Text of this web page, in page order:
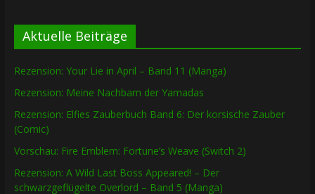
Aktuelle Beiträge
Rezension: Your Lie in April – Band 11 (Manga)
Rezension: Meine Nachbarn der Yamadas
Rezension: Elfies Zauberbuch Band 6: Der korsische Zauber
(Comic)
Vorschau: Fire Emblem: Fortune’s Weave (Switch 2)
Rezension: A Wild Last Boss Appeared! – Der
schwarzgeflügelte Overlord – Band 5 (Manga)